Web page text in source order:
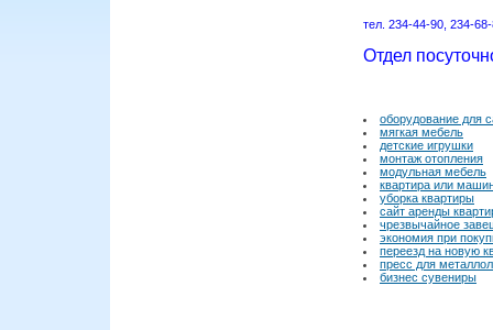
тел. 234-44-90, 234-
Отдел
оборудование для
мягкая мебель
детские игрушки
монтаж отопления
модульная мебель
квартира или
уборка квартиры
сайт аренды
чрезвычайное
экономия при
переезд на новую
пресс для
бизнес сувениры